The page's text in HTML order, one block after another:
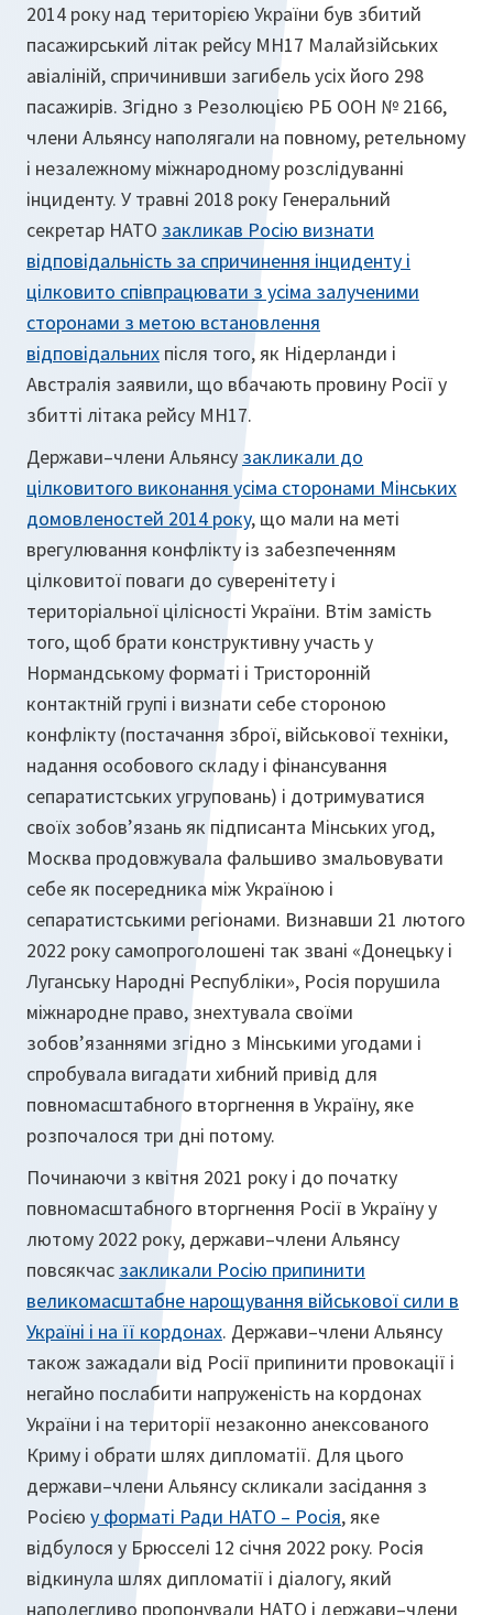
2014 року над територією України був збитий
пасажирський літак рейсу MH17 Малайзійських
авіаліній, спричинивши загибель усіх його 298
пасажирів. Згідно з Резолюцією РБ ООН № 2166,
члени Альянсу наполягали на повному, ретельному
і незалежному міжнародному розслідуванні
інциденту. У травні 2018 року Генеральний
секретар НАТО закликав Росію визнати
відповідальність за спричинення інциденту і
цілковито співпрацювати з усіма залученими
сторонами з метою встановлення
відповідальних після того, як Нідерланди і
Австралія заявили, що вбачають провину Росії у
збитті літака рейсу MH17.
Держави–члени Альянсу закликали до
цілковитого виконання усіма сторонами Мінських
домовленостей 2014 року, що мали на меті
врегулювання конфлікту із забезпеченням
цілковитої поваги до суверенітету і
територіальної цілісності України. Втім замість
того, щоб брати конструктивну участь у
Нормандському форматі і Тристоронній
контактній групі і визнати себе стороною
конфлікту (постачання зброї, військової техніки,
надання особового складу і фінансування
сепаратистських угруповань) і дотримуватися
своїх зобов’язань як підписанта Мінських угод,
Москва продовжувала фальшиво змальовувати
себе як посередника між Україною і
сепаратистськими регіонами. Визнавши 21 лютого
2022 року самопроголошені так звані «Донецьку і
Луганську Народні Республіки», Росія порушила
міжнародне право, знехтувала своїми
зобов’язаннями згідно з Мінськими угодами і
спробувала вигадати хибний привід для
повномасштабного вторгнення в Україну, яке
розпочалося три дні потому.
Починаючи з квітня 2021 року і до початку
повномасштабного вторгнення Росії в Україну у
лютому 2022 року, держави–члени Альянсу
повсякчас закликали Росію припинити
великомасштабне нарощування військової сили в
Україні і на її кордонах. Держави–члени Альянсу
також зажадали від Росії припинити провокації і
негайно послабити напруженість на кордонах
України і на території незаконно анексованого
Криму і обрати шлях дипломатії. Для цього
держави–члени Альянсу скликали засідання з
Росією у форматі Ради НАТО – Росія, яке
відбулося у Брюсселі 12 січня 2022 року. Росія
відкинула шлях дипломатії і діалогу, який
наполегливо пропонували НАТО і держави–члени